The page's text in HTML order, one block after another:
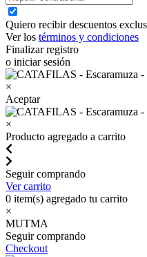
Quiero recibir descuentos
Ver los términos y condiciones
Finalizar registro
o iniciar sesión
×
Aceptar
×
Producto agregado a carrito
Seguir comprando
Ver carrito
0 item(s) agregado tu carrito
×
MUTMA
Seguir comprando
Checkout